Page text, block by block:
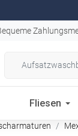
Fliesen